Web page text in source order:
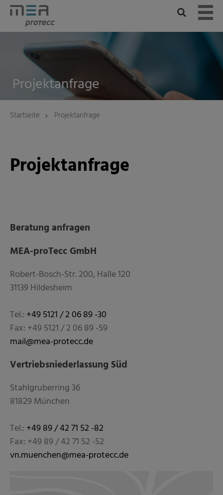
Skip
content
Projektanfrage
Startseite Projektanfrage
Projektanfrage
Beratung anfragen
MEA-proTecc GmbH
Robert-Bosch-Str. 200, Halle 120
31139 Hildesheim
Tel.: +49 5121 / 2 06 89 -30
Fax: +49 5121 / 2 06 89 -59
mail@mea-protecc.de
Vertriebsniederlassung Süd
Stahlgruberring 36
81829 München
Tel.: +49 89 / 42 71 52 -82
Fax: +49 89 / 42 71 52 -52
vn.muenchen@mea-protecc.de